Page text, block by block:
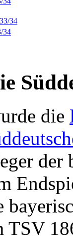
34
34
die
TSV